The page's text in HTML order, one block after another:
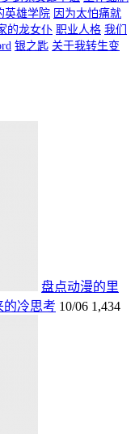
英雄学院 因为太怕痛就
的龙女仆 职业人格 我们
银之匙 关于我转生变
盘点动漫的里
的冷思考 10/06 1,434